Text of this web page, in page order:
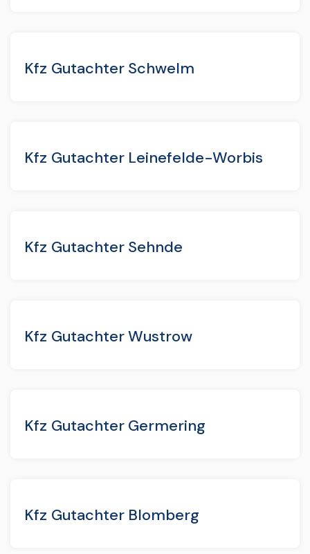
Kfz Gutachter Schwelm
Kfz Gutachter Leinefelde-Worbis
Kfz Gutachter Sehnde
Kfz Gutachter Wustrow
Kfz Gutachter Germering
Kfz Gutachter Blomberg